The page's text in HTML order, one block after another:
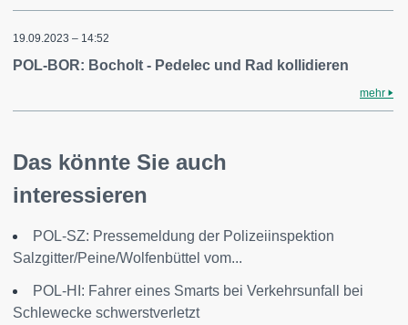
19.09.2023 – 14:52
POL-BOR: Bocholt - Pedelec und Rad kollidieren
mehr
Das könnte Sie auch
interessieren
POL-SZ: Pressemeldung der Polizeiinspektion
Salzgitter/Peine/Wolfenbüttel vom...
POL-HI: Fahrer eines Smarts bei Verkehrsunfall bei
Schlewecke schwerstverletzt